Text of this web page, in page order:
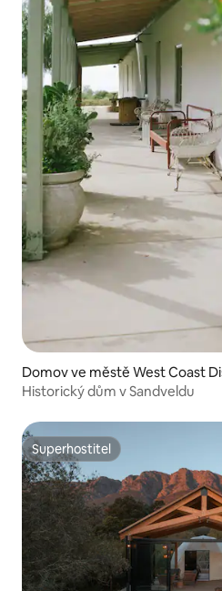
Domov ve městě West Coast
lity
Historický dům v Sandveldu
Superhostitel
Superhostitel